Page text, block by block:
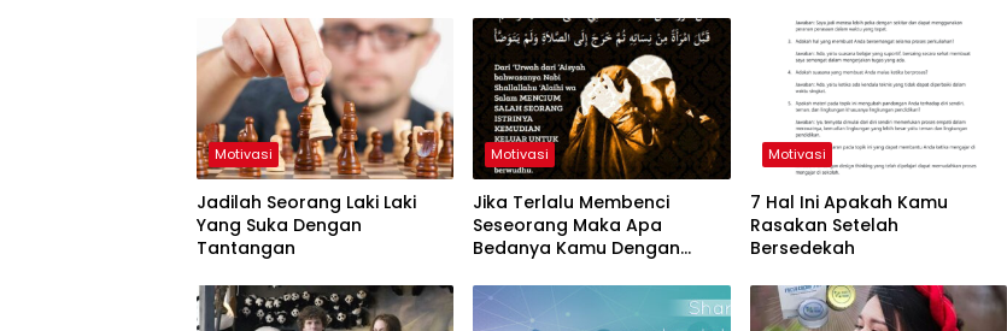
Motivasi
Jadilah Seorang Laki Laki
Yang Suka Dengan
Tantangan
Motivasi
Jika Terlalu Membenci
Seseorang Maka Apa
Bedanya Kamu Dengan
Motivasi
7 Hal Ini Apakah Kamu
Rasakan Setelah
Bersedekah